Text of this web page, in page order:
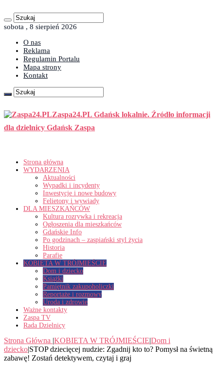
sobota , 8 sierpień 2026
O nas
Reklama
Regulamin Portalu
Mapa strony
Kontakt
Zaspa24.PL Gdańsk lokalnie. Źródło informacji
dla dzielnicy Gdańsk Zaspa
Strona główna
WYDARZENIA
Aktualności
Wypadki i incydenty
Inwestycje i nowe budowy
Felietony i wywiady
DLA MIESZKAŃCÓW
Kultura rozrywka i rekreacja
Ogłoszenia dla mieszkańców
Gdańskie Info
Po godzinach – zaspiański styl życia
Historia
Parafie
KOBIETA W TRÓJMIEŚCIE
Dom i dziecko
Książki
Pamiętnik zakupoholiczki
Reportaże i rozmowy
Uroda i zdrowie
Ważne kontakty
Zaspa TV
Rada Dzielnicy
Strona Główna |KOBIETA W TRÓJMIEŚCIE|Dom i
dziecko|STOP dziecięcej nudzie: Zgadnij kto to? Pomysł na świetną
zabawę! Zostań detektywem, czytaj i graj